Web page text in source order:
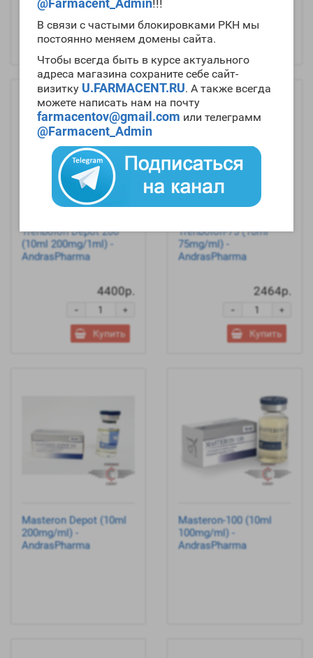
@Farmacent_Admin!!!
В связи с частыми блокировками РКН мы
постоянно меняем домены сайта.
Чтобы всегда быть в курсе актуального
адреса магазина сохраните себе сайт-
визитку U.FARMACENT.RU. А также всегда
можете написать нам на почту
farmacentov@gmail.com или телеграмм
@Farmacent_Admin
+
-
Купить
-
Trenbolon Depot 200
(10ml 200mg/1ml) -
AndrasPharma
4400р.
+
-
Купить
Trenbolon-75 (10ml
75mg/ml) -
AndrasPharma
2464р.
+
-
Купить
Masteron Depot (10ml
200mg/ml) -
AndrasPharma
Masteron-100 (10ml
100mg/ml) -
AndrasPharma